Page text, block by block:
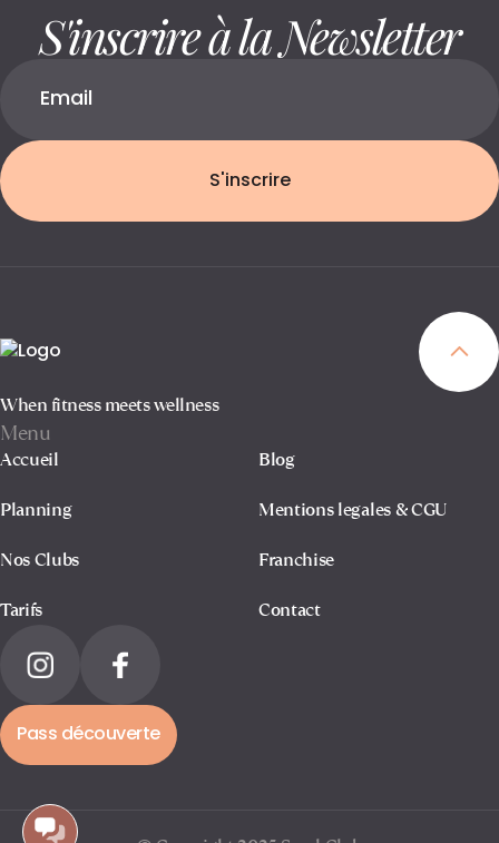
S'inscrire à la Newsletter
S'inscrire
When fitness meets wellness
Menu
Accueil
Planning
Nos Clubs
Tarifs
Blog
Mentions legales & CGU
Franchise
Contact
Pass découverte